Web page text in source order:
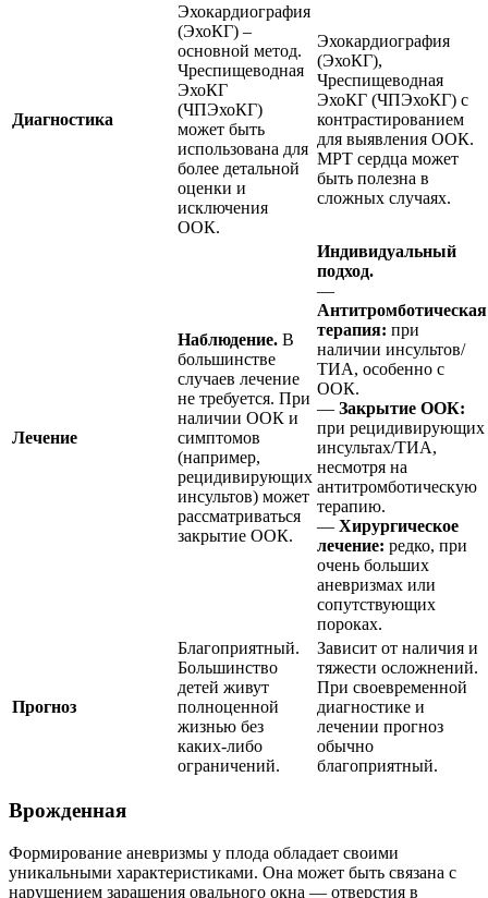
Диагностика
Эхокардиография
(ЭхоКГ) –
основной метод.
Чреспищеводная
ЭхоКГ
(ЧПЭхоКГ)
может быть
использована для
более детальной
оценки и
исключения
ООК.
Эхокардиография
(ЭхоКГ),
Чреспищеводная
ЭхоКГ (ЧПЭхоКГ) с
контрастированием
для выявления ООК.
МРТ сердца может
быть полезна в
сложных случаях.
Лечение
Наблюдение. В
большинстве
случаев лечение
не требуется. При
наличии ООК и
симптомов
(например,
рецидивирующих
инсультов) может
рассматриваться
закрытие ООК.
Индивидуальный
подход.
—
Антитромботическая
терапия: при
наличии инсультов/
ТИА, особенно с
ООК.
— Закрытие ООК:
при рецидивирующих
инсультах/ТИА,
несмотря на
антитромботическую
терапию.
— Хирургическое
лечение: редко, при
очень больших
аневризмах или
сопутствующих
пороках.
Прогноз
Благоприятный.
Большинство
детей живут
полноценной
жизнью без
каких-либо
ограничений.
Зависит от наличия и
тяжести осложнений.
При своевременной
диагностике и
лечении прогноз
обычно
благоприятный.
Врожденная
Формирование аневризмы у плода обладает своими
уникальными характеристиками. Она может быть связана с
нарушением заращения овального окна — отверстия в